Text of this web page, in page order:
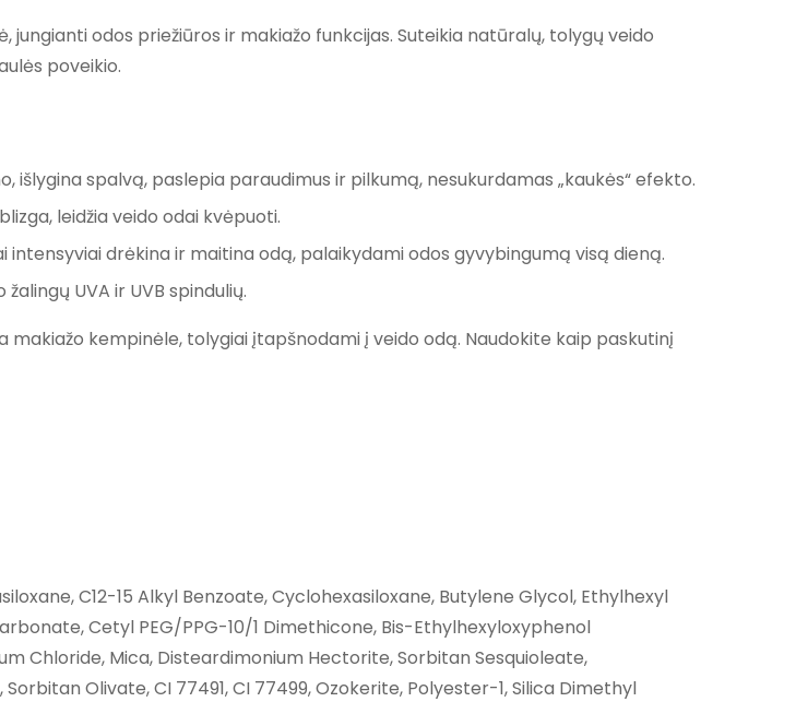
odos priežiūros ir makiažo funkcijas. Suteikia natūralų, tolygų veido
poveikio.
išlygina spalvą, paslepia paraudimus ir pilkumą, nesukurdamas „kaukės“ efekto.
leidžia veido odai kvėpuoti.
drėkina ir maitina odą, palaikydami odos gyvybingumą visą dieną.
UVA ir UVB spindulių.
kempinėle, tolygiai įtapšnodami į veido odą. Naudokite kaip paskutinį
C12-15 Alkyl Benzoate, Cyclohexasiloxane, Butylene Glycol, Ethylhexyl
Cetyl PEG/PPG-10/1 Dimethicone, Bis-Ethylhexyloxyphenol
Chloride, Mica, Disteardimonium Hectorite, Sorbitan Sesquioleate,
Olivate, CI 77491, CI 77499, Ozokerite, Polyester-1, Silica Dimethyl